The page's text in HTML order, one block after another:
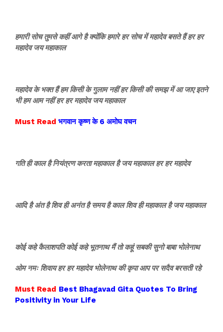
हमारी सोच तुमसे कहीं आगे है क्योंकि हमारे हर सोच में महादेव बसते हैं हर हर
महादेव जय महाकाल
महादेव के भक्त हैं हम किसी के गुलाम नहीं हर किसी की समझ में आ जाए इतने
भी हम आम नहीं हर हर महादेव जय महाकाल
Must Read भगवान कृष्ण के 6 अमोघ वचन
गति ही काल है नियंत्रण करता महाकाल है जय महाकाल हर हर महादेव
आदि है अंत है शिव ही अनंत है समय है काल शिव ही महाकाल है जय महाकाल
कोई कहे कैलाशपति कोई कहे भूतनाथ मैं तो कहूं सबकी सुनो बाबा भोलेनाथ
ओम नमः शिवाय हर हर महादेव भोलेनाथ की कृपा आप पर सदैव बरसती रहे
Must Read Best Bhagavad Gita Quotes To Bring
Positivity in Your Life